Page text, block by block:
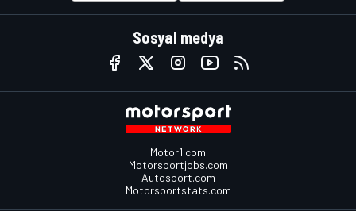
Sosyal medya
Motor1.com
Motorsportjobs.com
Autosport.com
Motorsportstats.com